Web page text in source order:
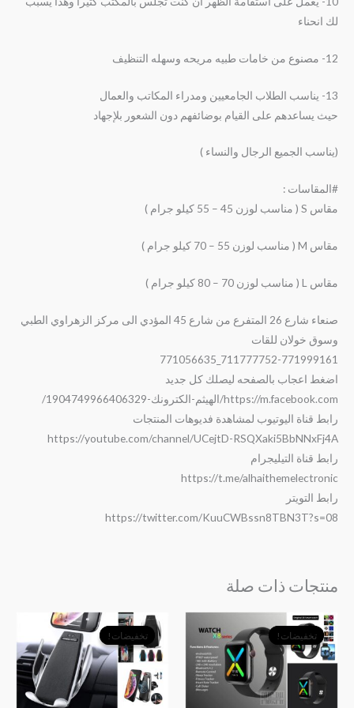
لك انحناء
12- مصنوع من خامات طبيه مريحه وسهله التنظيف
13- يناسب الطلاب الجامعيين ومدراء المكاتب والعمال
حيث يساعدهم على القيام بوضائفهم دون الشعور بلإجهاد
(يناسب الجميع الرجال والنساء )
#المقاسات :
مقاس S ( مناسب لوزن 45 – 55 كيلو جرام )
مقاس M ( مناسب لوزن 55 – 70 كيلو جرام )
مقاس L ( مناسب لوزن 70 – 80 كيلو جرام )
صنعاء شارع 26 المتفرع من شارع 45 المؤدي الى مركز الزهراوي الطبي
وسوق خولان للقات
711777752-771999161_771056635
اضغط اعجاب بالصفحه ليصلك كل جديد
https://m.facebook.com/الهيثم-الكترونك-1904749966406329/
رابط قناة اليوتيوب لمشاهدة فديوهات المنتجات
https://youtube.com/channel/UCejtD-RSQXaki5BbNNxFj4A
رابط قناة التيليجرام
https://t.me/alhaithemelectronic
رابط التويتر
https://twitter.com/KuuCWBssn8TBN3T?s=08
منتجات ذات صلة
تخفيضات!
تخفيضات!
السعر
الأصلي
هو:
﷼19,000.
الحالي
هو:
﷼12,500.
تخفيضات!
تخفيضات!
السعر
الأصلي
هو:
﷼9,000.
السعر
الحالي
هو:
﷼5,500.